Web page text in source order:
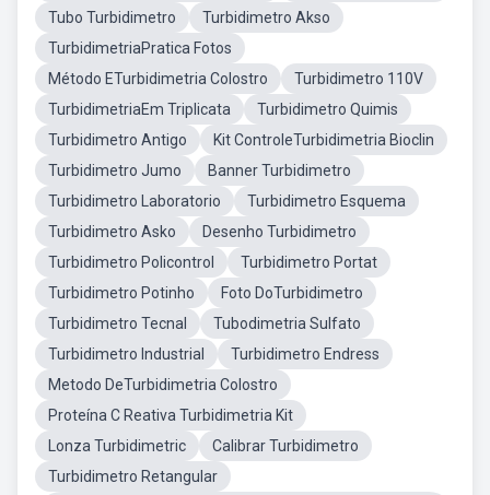
Tubo Turbidimetro
Turbidimetro Akso
TurbidimetriaPratica Fotos
Método ETurbidimetria Colostro
Turbidimetro 110V
TurbidimetriaEm Triplicata
Turbidimetro Quimis
Turbidimetro Antigo
Kit ControleTurbidimetria Bioclin
Turbidimetro Jumo
Banner Turbidimetro
Turbidimetro Laboratorio
Turbidimetro Esquema
Turbidimetro Asko
Desenho Turbidimetro
Turbidimetro Policontrol
Turbidimetro Portat
Turbidimetro Potinho
Foto DoTurbidimetro
Turbidimetro Tecnal
Tubodimetria Sulfato
Turbidimetro Industrial
Turbidimetro Endress
Metodo DeTurbidimetria Colostro
Proteína C Reativa Turbidimetria Kit
Lonza Turbidimetric
Calibrar Turbidimetro
Turbidimetro Retangular